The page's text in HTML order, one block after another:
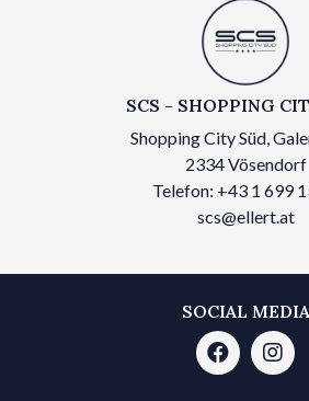
SCS - SHOPPING
Shopping City Süd,
2334 Vösendorf
Telefon: +43 1 699
scs@ellert.at
SOCIAL MEDIA